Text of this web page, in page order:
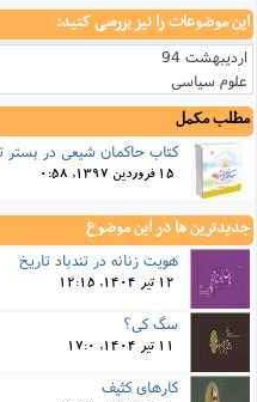
این موضوعات را نیز بررسی کنید:
اردیبهشت 94
علوم سیاسی
مطلب مکمل
کتاب حاکمان شیعی در بستر
15 فروردین 1397, 0:58
جدیدترین ها در این موضوع
هویت زنانه در تندباد تاریخ
12 تیر 1404, 12:15
سگ کی؟
11 تیر 1404, 17:0
کارهای کثیف